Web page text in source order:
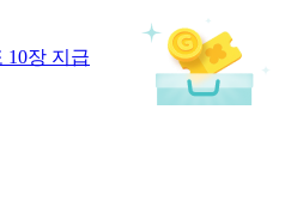
10장 지급